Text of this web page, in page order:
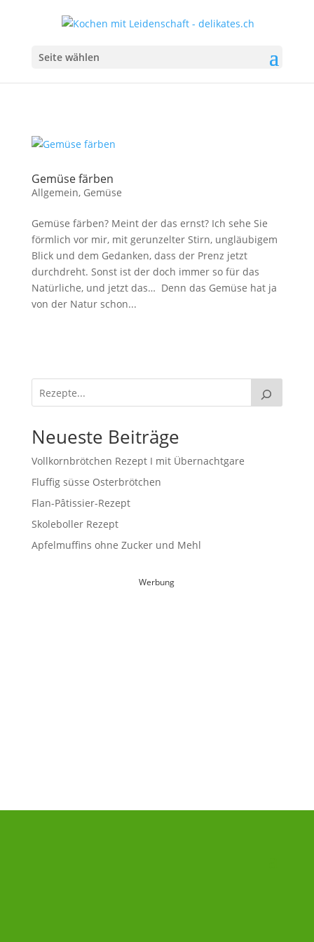
Seite wählen
Gemüse färben
Allgemein, Gemüse
Gemüse färben? Meint der das ernst? Ich sehe Sie
förmlich vor mir, mit gerunzelter Stirn, ungläubigem
Blick und dem Gedanken, dass der Prenz jetzt
durchdreht. Sonst ist der doch immer so für das
Natürliche, und jetzt das… Denn das Gemüse hat ja
von der Natur schon...
Neueste Beiträge
Vollkornbrötchen Rezept I mit Übernachtgare
Fluffig süsse Osterbrötchen
Flan-Pâtissier-Rezept
Skoleboller Rezept
Apfelmuffins ohne Zucker und Mehl
Werbung